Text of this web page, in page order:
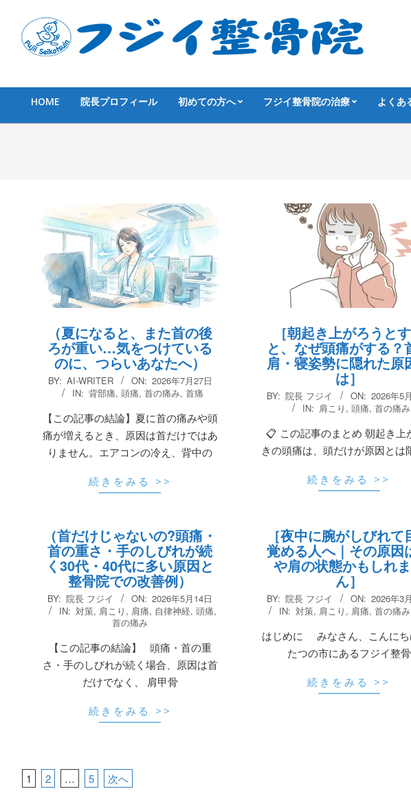
content
Navigation
HOME 院長プロフィール 初めての方へ フジイ整骨院の治療 よくあ
（夏になると、また首の後
ろが重い…気をつけている
のに、つらいあなたへ）
2026-
BY: AI-WRITER ON: 2026年7月27日
IN: 背部痛, 頭痛, 首の痛み, 首痛
【この記事の結論】夏に首の痛みや頭
痛が増えるとき、原因は首だけではあ
りません。エアコンの冷え、背中の
続きをみる >>
［朝起き上がろうと
と、なぜ頭痛がする？
肩・寝姿勢に隠れた原
は］
2026-
BY: 院長 フジイ ON: 2026年5
IN: 肩こり ,頭痛,首の痛み
📋 この記事のまとめ 朝起き上
きの頭痛は、頭だけが原因とは
続きをみる >>
（首だけじゃないの?頭痛・
首の重さ・手のしびれが続
く30代・40代に多い原因と
整骨院での改善例）
2026-
05-
BY: 院長 フジイ ON: 2026年5月14日
IN: 対策, 肩こり , 肩痛, 自律神経, 頭痛,
首の痛み
【この記事の結論】 頭痛・首の重
さ・手のしびれが続く場合、原因は首
だけでなく、 肩甲骨
続きをみる >>
［夜中に腕がしびれて
覚める人へ｜その原因
や肩の状態かもしれ
ん］
2026-
03-
BY: 院長 フジイ ON: 2026年3
IN: 対策, 肩こり , 肩痛,首の痛み
はじめに みなさん、こんにち
たつの市にあるフジイ整骨
続きをみる >>
投
1 2 … 5 次へ